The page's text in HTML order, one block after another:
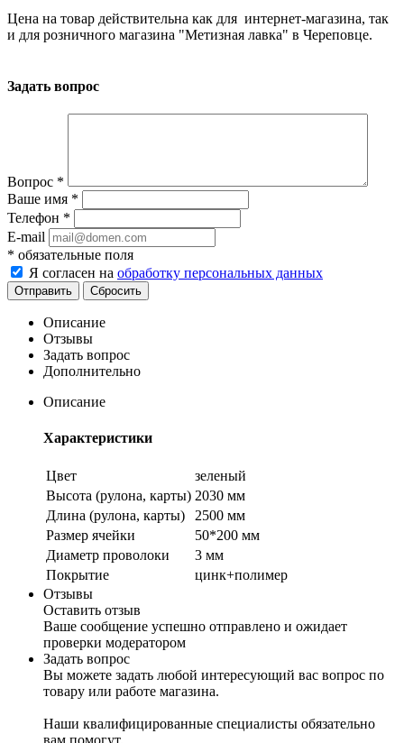
Цена на товар действительна как для интернет-магазина, так
и для розничного магазина "Метизная лавка" в Череповце.
Задать вопрос
Вопрос *
Ваше имя *
Телефон *
E-mail
* обязательные поля
Я согласен на обработку персональных данных
Сбросить
Описание
Отзывы
Задать вопрос
Дополнительно
Описание
Характеристики
Цвет
зеленый
Высота (рулона, карты) 2030 мм
Длина (рулона, карты)
2500 мм
Размер ячейки
50*200 мм
Диаметр проволоки
3 мм
Покрытие
цинк+полимер
Отзывы
Оставить отзыв
Ваше сообщение успешно отправлено и ожидает
проверки модератором
Задать вопрос
Вы можете задать любой интересующий вас вопрос по
товару или работе магазина.
Наши квалифицированные специалисты обязательно
вам помогут.